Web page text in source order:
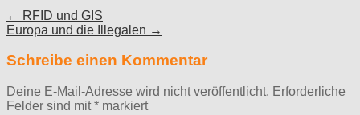
Post
navigation
← RFID und GIS
Europa und die Illegalen →
Schreibe einen Kommentar
Deine E-Mail-Adresse wird nicht veröffentlicht. Erforderliche
Felder sind mit* markiert